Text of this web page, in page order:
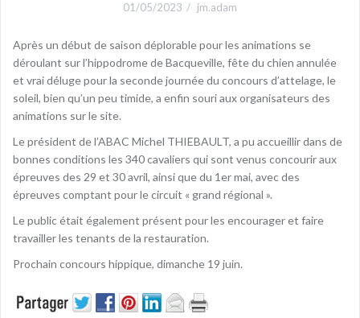
01/05/2023 jm.adam
Après un début de saison déplorable pour les animations se
déroulant sur l’hippodrome de Bacqueville, fête du chien annulée
et vrai déluge pour la seconde journée du concours d’attelage, le
soleil, bien qu’un peu timide, a enfin souri aux organisateurs des
animations sur le site.
Le président de l’ABAC Michel THIEBAULT, a pu accueillir dans de
bonnes conditions les 340 cavaliers qui sont venus concourir aux
épreuves des 29 et 30 avril, ainsi que du 1er mai, avec des
épreuves comptant pour le circuit « grand régional ».
Le public était également présent pour les encourager et faire
travailler les tenants de la restauration.
Prochain concours hippique, dimanche 19 juin.